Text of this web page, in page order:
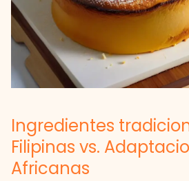
Ingredientes
Filipinas vs.
Africanas